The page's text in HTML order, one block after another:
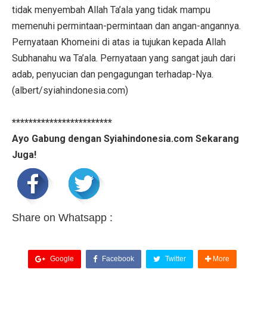
tidak menyembah Allah Ta’ala yang tidak mampu
memenuhi permintaan-permintaan dan angan-angannya.
Pernyataan Khomeini di atas ia tujukan kepada Allah
Subhanahu wa Ta’ala. Pernyataan yang sangat jauh dari
adab, penyucian dan pengagungan terhadap-Nya.
(albert/syiahindonesia.com)
************************
Ayo Gabung dengan Syiahindonesia.com Sekarang
Juga!
Share on Whatsapp :
Google Facebook Twitter More